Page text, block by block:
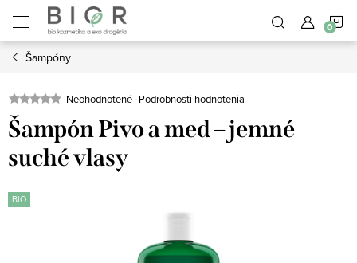
obsah
Šampóny
Neohodnotené Podrobnosti hodnotenia
Šampón Pivo a med – jemné
suché vlasy
BIO